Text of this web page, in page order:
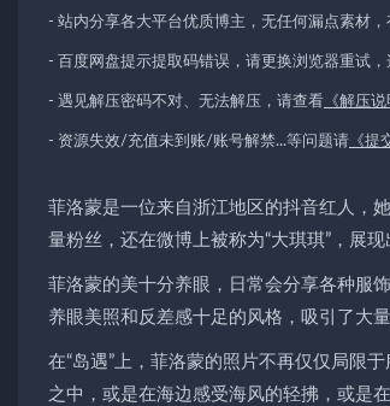
- 站内分享各大平台优质博主，无任何漏点素材，
- 百度网盘提示提取码错误，请更换浏览器重试，
- 遇见解压密码不对、无法解压，请查看 《解压说
- 资源失效/充值未到账/账号解禁...等问题请 《提
菲洛蒙是一位来自浙江地区的抖音红人，
量粉丝，还在微博上被称为“大琪琪”，展
菲洛蒙的美十分养眼，日常会分享各种服
养眼美照和反差感十足的风格，吸引了大量
在“岛遇”上，菲洛蒙的照片不再仅仅局限
之中，或是在海边感受海风的轻拂，或是